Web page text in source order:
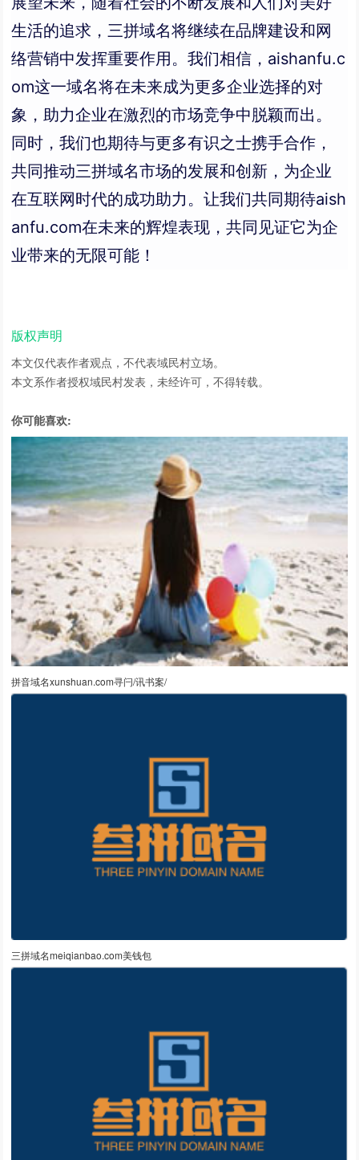
生活的追求，三拼域名将继续在品牌建设和网
络营销中发挥重要作用。我们相信，aishanfu.c
om这一域名将在未来成为更多企业选择的对
象，助力企业在激烈的市场竞争中脱颖而出。
同时，我们也期待与更多有识之士携手合作，
共同推动三拼域名市场的发展和创新，为企业
在互联网时代的成功助力。让我们共同期待aish
anfu.com在未来的辉煌表现，共同见证它为企
业带来的无限可能！
版权声明
本文仅代表作者观点，不代表域民村立场。
本文系作者授权域民村发表，未经许可，不得转载。
你可能喜欢:
拼音域名xunshuan.com寻闩/讯书案/
三拼域名meiqianbao.com美钱包